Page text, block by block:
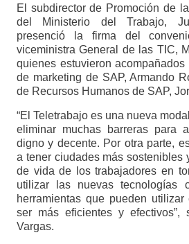
El subdirector de Promoción de
del Ministerio del Trabajo,
presenció la firma del
viceministra General de las TIC,
quienes estuvieron
de marketing de SAP, Armando
de Recursos Humanos de SAP,
“El Teletrabajo es una nueva
eliminar muchas barreras para
digno y decente. Por otra parte,
a tener ciudades más sostenibles
de vida de los trabajadores en
utilizar las nuevas tecnologías
herramientas que pueden
ser más eficientes y efectivos”,
Vargas.